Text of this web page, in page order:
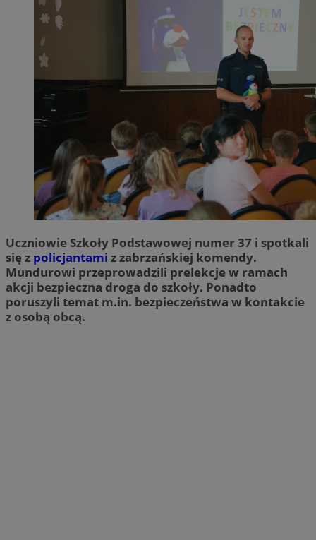
Uczniowie Szkoły Podstawowej numer 37 i spotkali
się z policjantami z zabrzańskiej komendy.
Mundurowi przeprowadzili prelekcje w ramach
akcji bezpieczna droga do szkoły. Ponadto
poruszyli temat m.in. bezpieczeństwa w kontakcie
z osobą obcą.